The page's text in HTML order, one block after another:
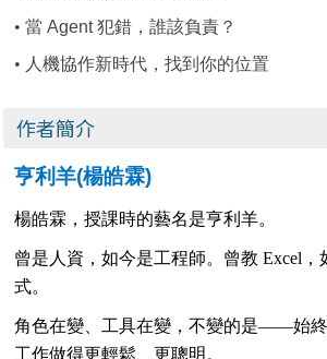
• 當 Agent犯錯，誰該負責？
• 人機協作新時代，找到你的位置
作者簡介
亨利羊(楊皓霖)
楊皓霖，授課時的藝名是亨利羊。
曾是人資，如今是工程師。曾教 Excel，
式。
角色在變、工具在變，不變的是——始
工作做得更輕鬆、更聰明。